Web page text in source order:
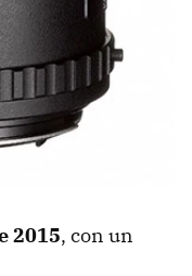
2015, con un